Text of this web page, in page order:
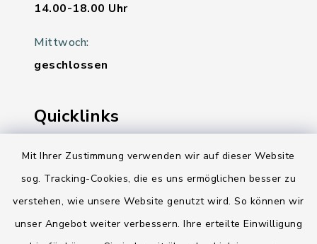
Mit Ihrer Zustimmung verwenden wir auf dieser Website
sog. Tracking-Cookies, die es uns ermöglichen besser zu
verstehen, wie unsere Website genutzt wird. So können wir
unser Angebot weiter verbessern. Ihre erteilte Einwilligung
14.00-18.00 Uhr
Mittwoch:
geschlossen
Quicklinks
Ihre Behördennummer 115
Landesregierung Schleswig-Holstein